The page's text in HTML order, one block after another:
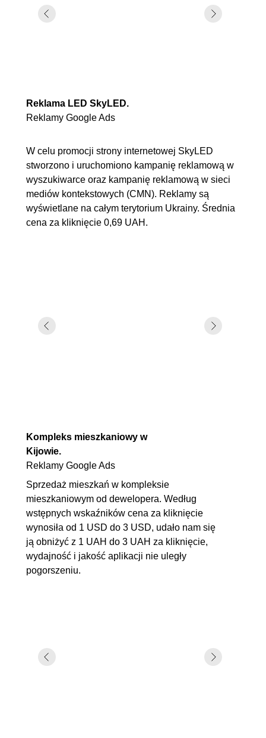
Reklama LED SkyLED.
Reklamy Google Ads
W celu promocji strony internetowej SkyLED
stworzono i uruchomiono kampanię reklamową w
wyszukiwarce oraz kampanię reklamową w sieci
mediów kontekstowych (CMN). Reklamy są
wyświetlane na całym terytorium Ukrainy. Średnia
cena za kliknięcie 0,69 UAH.
Kompleks mieszkaniowy w
Kijowie.
Reklamy Google Ads
Sprzedaż mieszkań w kompleksie
mieszkaniowym od dewelopera. Według
wstępnych wskaźników cena za kliknięcie
wynosiła od 1 USD do 3 USD, udało nam się
ją obniżyć z 1 UAH do 3 UAH za kliknięcie,
wydajność i jakość aplikacji nie uległy
pogorszeniu.